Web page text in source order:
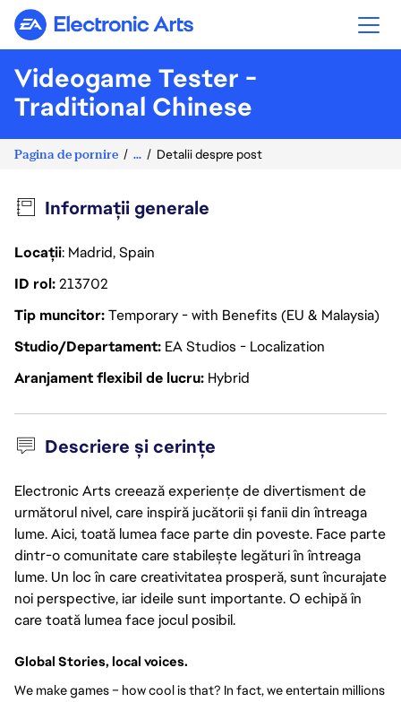
Electronic Arts
Videogame Tester -
Traditional Chinese
Pagina de pornire ... Detalii despre post
Informații generale
Locații: Madrid, Spain
ID rol213702
Tip muncitorTemporary - with Benefits (EU & Malaysia)
Studio/Departament EA Studios - Localization
Aranjament flexibil de lucru Hybrid
Descriere și cerințe
Electronic Arts creează experiențe de divertisment de
următorul nivel, care inspiră jucătorii și fanii din întreaga
lume. Aici, toată lumea face parte din poveste. Face parte
dintr-o comunitate care stabilește legături în întreaga
lume. Un loc în care creativitatea prosperă, sunt încurajate
noi perspective, iar ideile sunt importante. O echipă în
care toată lumea face jocul posibil.
Global Stories, local voices.
We make games – how cool is that? In fact, we entertain millions